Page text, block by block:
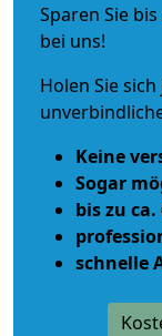
Sparen Sie
bei uns!
Holen Sie
Keine
Sogar
bis zu ca.
schnelle